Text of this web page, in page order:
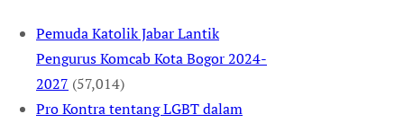
Pemuda Katolik Jabar Lantik
Pengurus Komcab Kota Bogor 2024-
2027 (57,014)
Pro Kontra tentang LGBT dalam